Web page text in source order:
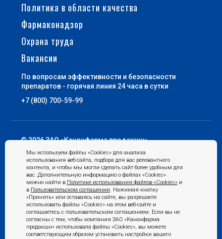
КАРЬЕРА
СОЦИАЛЬНЫЕ ГАРАНТИИ
УСЛОВИЯ
РАЗВИТИЕ
ПРАКТИКА
ВАКАНСИИ
ПАРТНЕРАМ
КОНТАКТЫ
Политика в области качества
Фармаконадзор
Охрана труда
Вакансии
По вопросам эффективности и безопасности
препаратов - горячая линия 24 часа в сутки
+7 (800) 700-59-99
© 2026 ЗАО «Канонфарма продакшн»
Пользовательское соглашение
Политика обработки
персональных данных
Политика использования
файлов «Cookies»
Согласие на обработку
персональных данных
Мы используем файлы «Cookies» для анализа
использования веб-сайта, подбора для вас релевантного
контента, и чтобы мы могли сделать сайт более удобным для
вас. Дополнительную информацию о файлах «Cookies»
можно найти в Политике использования файлов «Cookies»и
в Пользовательском соглашении. Нажимая кнопку
«Принять» или оставаясь на сайте, вы разрешаете
использовать файлы «Cookies» на этом веб-сайте и
соглашаетесь с пользовательским соглашением. Если вы не
согласны с тем, чтобы компания ЗАО «Канонфарма
продакшн» использовала файлы «Cookies», вы можете
соответствующим образом установить настройки вашего